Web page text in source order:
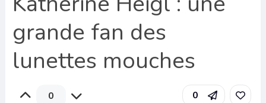
grande fan des
lunettes mouches
0 0